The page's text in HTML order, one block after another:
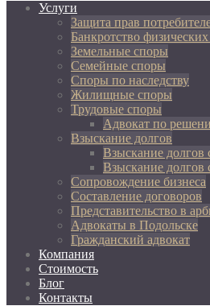
Услуги
Защита прав
Банкротство
Земельные споры
Семейные споры
Споры по наследству
Жилищные споры
Трудовые споры
Адвокат по
Взыскание долгов
Взыскание долгов
Взыскание долгов
Сопровождение бизнеса
Составление договоров
Представительство в
Адвокаты в Подольске
Гражданский адвокат
Компания
Стоимость
Блог
Контакты